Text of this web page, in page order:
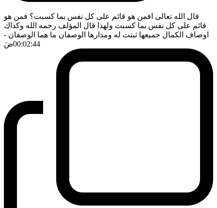
قال الله تعالى افمن هو قائم على كل نفس بما كسبت؟ فمن هو
قائم على كل نفس بما كسبت ولهذا قال المؤلف رحمه الله وكذاك
اوصاف الكمال جميعها ثبتت له ومدارها الوصفان ما هما الوصفان -
00:02:44ضَ